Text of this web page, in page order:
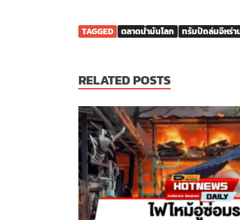
TAGGED ตลาดน้ำมันโลก ทรัมป์ถล่มอิหร่า
RELATED POSTS